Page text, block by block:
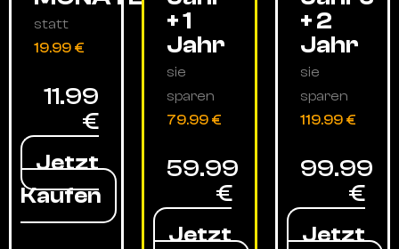
statt
19.99 €
11.99
€
Jetzt
Kaufen
+ 1
Jahr
sie
sparen
79.99 €
59.99
€
Jetzt
+ 2
Jahr
sie
sparen
119.99 €
99.99
€
Jetzt